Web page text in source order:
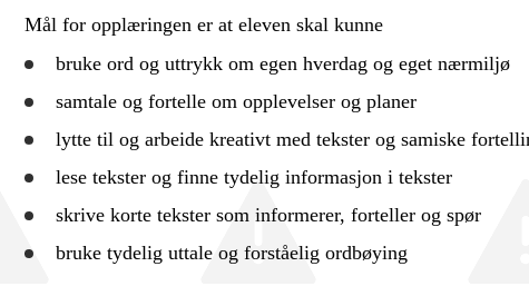
Mål for opplæringen er at eleven skal kunne
brukeord og uttrykk om egen hverdag og eget nærmiljø
samtale og fortelle om opplevelser og planer
lytte til og arbeide kreativt med tekster og samiske
lese tekster og finne tydelig informasjon i tekster
skrive korte tekster som informerer, forteller og spør
bruketydelig uttale og forståelig ordbøying